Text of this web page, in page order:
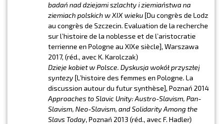
badań nad dziejami szlachty i ziemiaństwa na
ziemiach polskich w XIX wieku[Du congrès de Lodz
au congrès de Szczecin. Evaluation de la recherche
sur l’histoire de la noblesse et de l’aristocratie
terrienne en Pologne au XIXe siècle], Warszawa
2017, (réd., avec K. Karolczak)
Dzieje kobiet w Polsce. Dyskusja wokół przyszłej
syntezy[L’histoire des femmes en Pologne. La
discussion autour du futur synthèse], Poznań 2014
Approaches to Slavic Unity: Austro-Slavism, Pan-
Slavism, Neo-Slavism, and Solidarity Among the
Slavs Today, Poznań 2013 (réd., avec F. Hadler)